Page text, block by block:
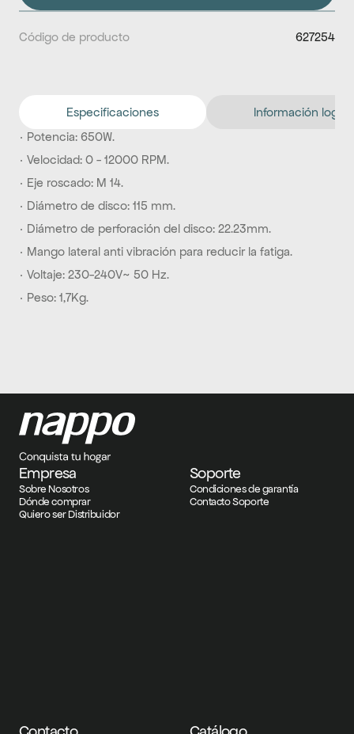
Código de producto 627254
Especificaciones
Información
· Potencia: 650W.
· Velocidad: 0 - 12000 RPM.
· Eje roscado: M 14.
· Diámetro de disco: 115 mm.
· Diámetro de perforación del disco: 22.23mm.
· Mango lateral anti vibración para reducir la fatiga.
· Voltaje: 230-240V~ 50 Hz.
· Peso: 1,7Kg.
Empresa
Sobre Nosotros
Dónde comprar
Quiero ser Distribuidor
Soporte
Condiciones de garantía
Contacto Soporte